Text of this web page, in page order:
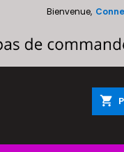
Bienvenue,
shopping_cart